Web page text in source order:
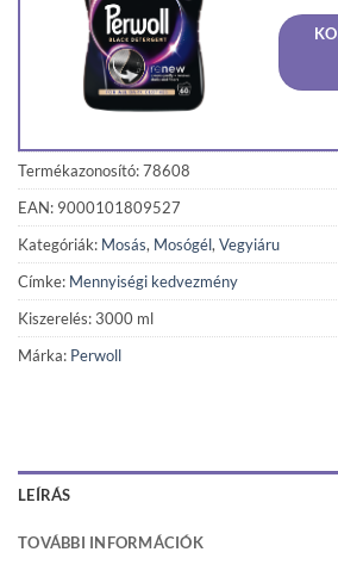
Termékazonosító: 78608
EAN: 9000101809527
Kategóriák: Mosás, Mosógél, Vegyiáru
Címke: Mennyiségi kedvezmény
Kiszerelés: 3000 ml
Márka: Perwoll
LEÍRÁS
TOVÁBBI INFORMÁCIÓK